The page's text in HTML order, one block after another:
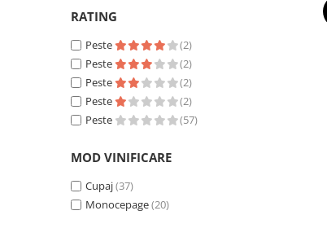
RATING
Peste
(2)
Peste
(2)
Peste
(2)
Peste
(2)
Peste
(57)
MOD VINIFICARE
Cupaj(37)
Monocepage(20)